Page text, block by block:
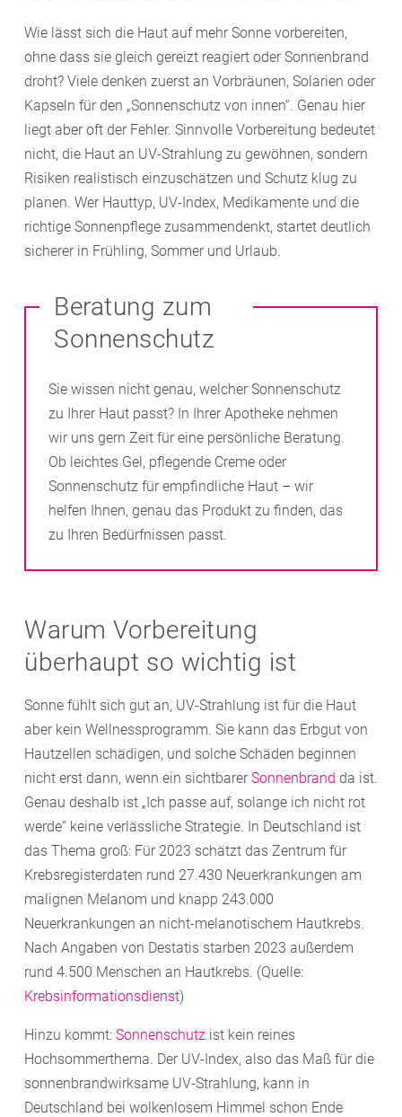
Wie lässt sich die Haut auf mehr Sonne vorbereiten,
ohne dass sie gleich gereizt reagiert oder Sonnenbrand
droht? Viele denken zuerst an Vorbräunen, Solarien oder
Kapseln für den „Sonnenschutz von innen“. Genau hier
liegt aber oft der Fehler. Sinnvolle Vorbereitung bedeutet
nicht, die Haut an UV-Strahlung zu gewöhnen, sondern
Risiken realistisch einzuschätzen und Schutz klug zu
planen. Wer Hauttyp, UV-Index, Medikamente und die
richtige Sonnenpflege zusammendenkt, startet deutlich
sicherer in Frühling, Sommer und Urlaub.
Beratung zum
Sonnenschutz
Sie wissen nicht genau, welcher Sonnenschutz
zu Ihrer Haut passt? In Ihrer Apotheke nehmen
wir uns gern Zeit für eine persönliche Beratung.
Ob leichtes Gel, pflegende Creme oder
Sonnenschutz für empfindliche Haut – wir
helfen Ihnen, genau das Produkt zu finden, das
zu Ihren Bedürfnissen passt.
Warum Vorbereitung
überhaupt so wichtig ist
Sonne fühlt sich gut an, UV-Strahlung ist für die Haut
aber kein Wellnessprogramm. Sie kann das Erbgut von
Hautzellen schädigen, und solche Schäden beginnen
nicht erst dann, wenn ein sichtbarer Sonnenbrand da ist.
Genau deshalb ist „Ich passe auf, solange ich nicht rot
werde“ keine verlässliche Strategie. In Deutschland ist
das Thema groß: Für 2023 schätzt das Zentrum für
Krebsregisterdaten rund 27.430 Neuerkrankungen am
malignen Melanom und knapp 243.000
Neuerkrankungen an nicht-melanotischem Hautkrebs.
Nach Angaben von Destatis starben 2023 außerdem
rund 4.500 Menschen an Hautkrebs. (Quelle:
Krebsinformationsdienst)
Hinzu kommt: Sonnenschutz ist kein reines
Hochsommerthema. Der UV-Index, also das Maß für die
sonnenbrandwirksame UV-Strahlung, kann in
Deutschland bei wolkenlosem Himmel schon Ende